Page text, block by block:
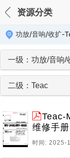
资源分类
功放/音响/收扩-
一级：功放/音响/
二级：Teac
Teac-
维修手
时间: